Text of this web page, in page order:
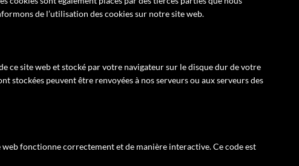
de l’utilisation des cookies sur notre site web.
ce site web et stocké par votre navigateur sur le disque dur de votre
stockées peuvent être renvoyées à nos serveurs ou aux serveurs des
fonctionne correctement et de manière interactive. Ce code est